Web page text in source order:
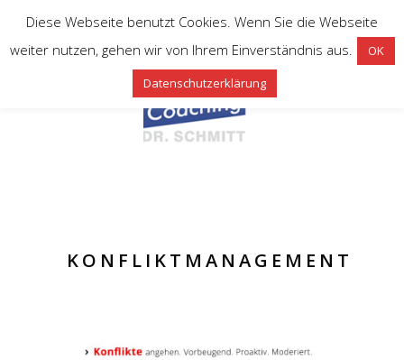
KONFLIKTMANAGEMENT
Diese Webseite benutzt Cookies. Wenn Sie die Webseite
weiter nutzen, gehen wir von Ihrem Einverständnis aus.
OK
Datenschutzerklärung